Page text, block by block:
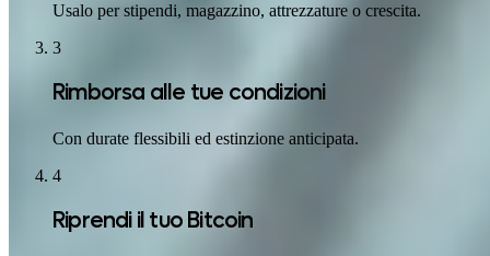
Usalo per stipendi, magazzino, attrezzature o crescita.
3
Rimborsa alle tue condizioni
Con durate flessibili ed estinzione anticipata.
4
Riprendi il tuo Bitcoin